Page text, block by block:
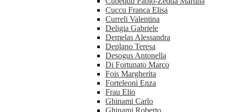
Cuccu Franca Elisa
Curreli Valentina
Deligia Gabriele
Demelas Alessandra
Deplano Teresa
Desogus Antonella
Di Fortunato Marco
Fois Margherita
Forteleoni Enza
Frau Elio
Ghinami Carlo